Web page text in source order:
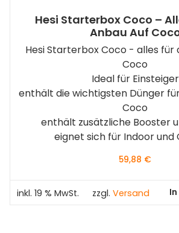
Hesi Starterbox Coco –
Anbau Auf
Hesi Starterbox Coco - alles für
Coco
Ideal für Einsteiger
enthält die wichtigsten Dünger
Coco
enthält zusätzliche Booster
eignet sich für Indoor und
59,88 €
inkl. 19 % MwSt. zzgl. Versand